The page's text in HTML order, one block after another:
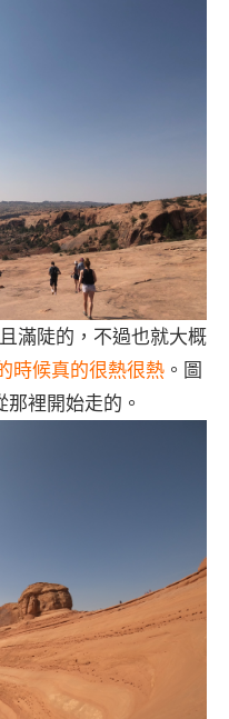
滿陡的，不過也就大概
時候真的很熱很熱 。圖
裡開始走的。